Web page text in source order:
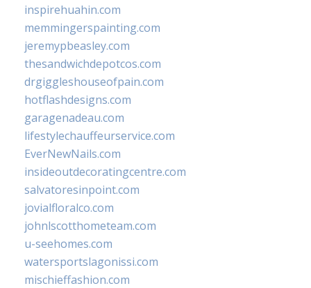
inspirehuahin.com
memmingerspainting.com
jeremypbeasley.com
thesandwichdepotcos.com
drgiggleshouseofpain.com
hotflashdesigns.com
garagenadeau.com
lifestylechauffeurservice.com
EverNewNails.com
insideoutdecoratingcentre.com
salvatoresinpoint.com
jovialfloralco.com
johnlscotthometeam.com
u-seehomes.com
watersportslagonissi.com
mischieffashion.com